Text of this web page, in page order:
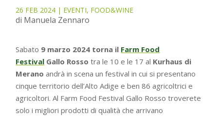
26 FEB 2024 | EVENTI, FOOD&WINE
di Manuela Zennaro
Sabato 9 marzo 2024 torna il Farm Food
Festival Gallo Rossotra le 10 e le 17 al Kurhaus di
Meranoandrà in scena un festival in cui si presentano
cinque territorio dell’Alto Adige e ben 86 agricoltrici e
agricoltori. Al Farm Food Festival Gallo Rosso troverete
solo i migliori prodotti di qualità che arrivano